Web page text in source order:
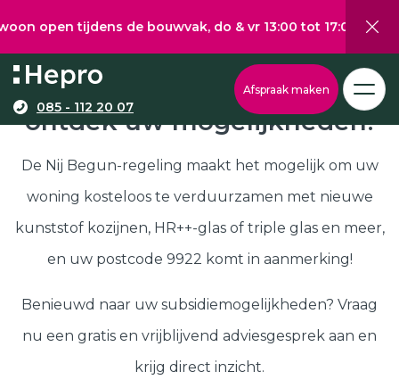
tijdens de bouwvak, do & vr 13:00 tot 17:00, za 10:00
085 - 112 20 07
Afspraak maken
Nij Begun subsidie in 9922,
ontdek uw mogelijkheden!
De Nij Begun-regeling maakt het mogelijk om uw
woning kosteloos te verduurzamen met nieuwe
kunststof kozijnen, HR++-glas of triple glas en meer,
en uw postcode 9922 komt in aanmerking!
Benieuwd naar uw subsidiemogelijkheden? Vraag
nu een gratis en vrijblijvend adviesgesprek aan en
krijg direct inzicht.
Wat wilt u graag verduurzamen?
Via onze configurator berekent u eenvoudig een
richtprijs voor uw kunststof kozijnen, -deuren, of
schuifpuien.
Samenstellen
Deuren
Kunststof kozijnen
Kunststof deuren
Kunststof schuifpuien
Isolatie
Klantenservice
Hepro
Subsidies